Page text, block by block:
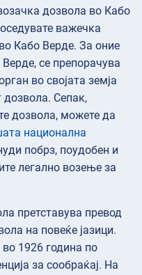
дозвола во Кабо
важечка
во Кабо Верде. За оние
се препорачува
во својата земја
дозвола. Сепак,
дозвола, можете да
национална
побрз, поудобен и
легално возење за
претставува превод
на повеќе јазици.
во 1926 година по
за сообраќај. На